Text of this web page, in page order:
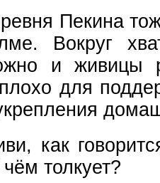
Пекина
Вокруг
и живицы
для
как
толкует?